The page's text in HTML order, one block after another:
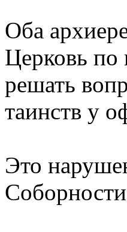
Оба
Церковь по
решать
таинств у
Это